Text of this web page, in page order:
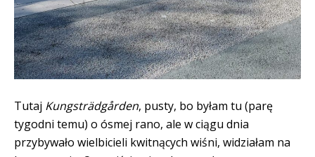
Tutaj Kungsträdgården, pusty, bo byłam tu (parę
tygodni temu) o ósmej rano, ale w ciągu dnia
przybywało wielbicieli kwitnących wiśni, widziałam na